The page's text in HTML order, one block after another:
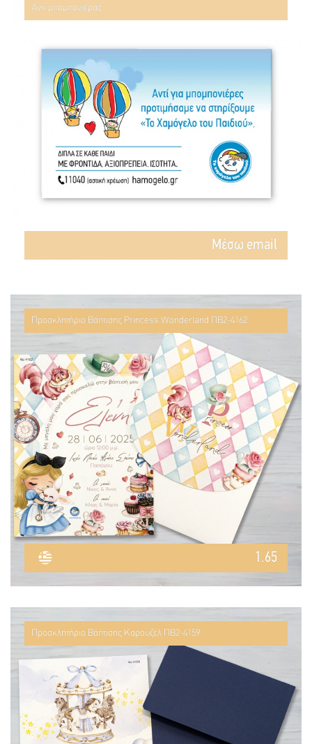
Αντί μπομπονιέρας
Mέσω email
Προσκλητήριο Βάπτισης Princess Wonderland ΠΒ2-4162
1.65
Προσκλητήριο Βάπτισης Καρουζέλ ΠΒ2-4159